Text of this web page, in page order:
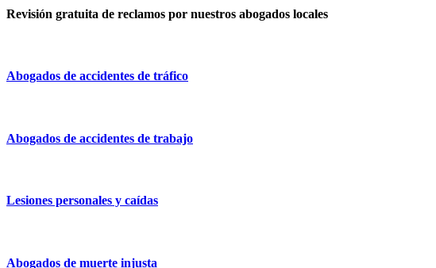
Revisión gratuita de reclamos por nuestros abogados locales
Abogados de accidentes de tráfico
Abogados de accidentes de trabajo
Lesiones personales y caídas
Abogados de muerte injusta